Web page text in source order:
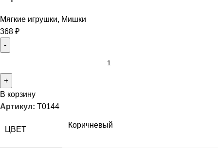
Мягкие игрушки, Мишки
368 ₽
В корзину
Артикул: T0144
ЦВЕТ
Коричневый